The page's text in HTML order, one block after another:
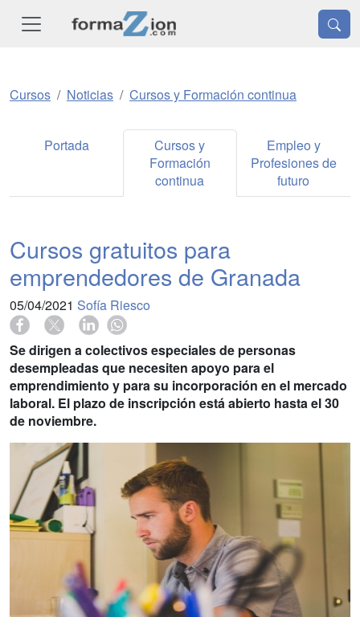
Cursos Noticias Cursos y Formación continua
Portada
Cursos y
Formación
continua
Empleo y
Profesiones de
futuro
Cursos gratuitos para
emprendedores de Granada
05/04/2021 Sofía Riesco
Se dirigen a colectivos especiales de personas
desempleadas que necesiten apoyo para el
emprendimiento y para su incorporación en el mercado
laboral. El plazo de inscripción está abierto hasta el 30
de noviembre.